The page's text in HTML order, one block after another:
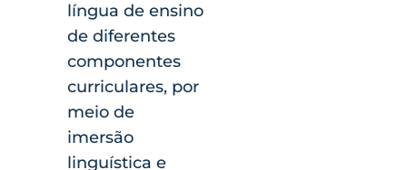
língua de ensino
de diferentes
componentes
curriculares, por
meio de
imersão
linguística e